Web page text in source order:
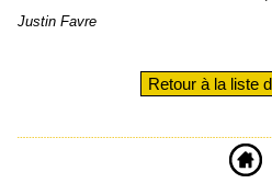
Justin Favre
Retour à la liste